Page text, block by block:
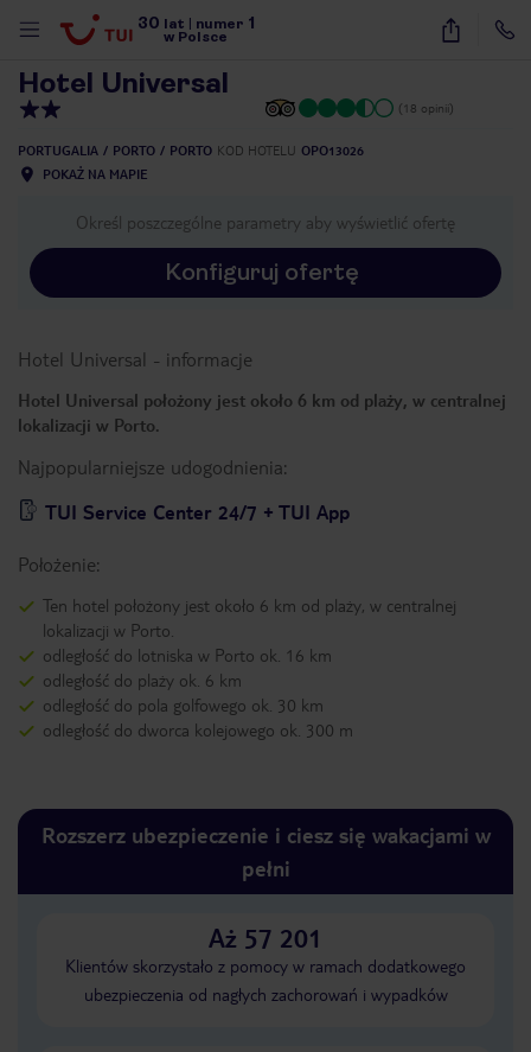
30 lat numer 1
w Polsce
25
Hotel Universal
(18 opinii)
PORTUGALIA PORTO PORTO KOD HOTELU OPO13026
POKAŻ NA MAPIE
Określ poszczególne parametry aby wyświetlić ofertę
Konfiguruj ofertę
Hotel Universal - informacje
Hotel Universal położony jest około 6 km od plaży, w centralnej
lokalizacji w Porto.
Najpopularniejsze udogodnienia:
TUI Service Center 24/7 + TUI App
Położenie:
Ten hotel położony jest około 6 km od plaży, w centralnej
lokalizacji w Porto.
odległość do lotniska w Porto ok. 16 km
odległość do plaży ok. 6 km
odległość do pola golfowego ok. 30 km
odległość do dworca kolejowego ok. 300 m
Rozszerz ubezpieczenie i ciesz się wakacjami w
pełni
Aż 57 201
Klientów skorzystało z pomocy w ramach dodatkowego
ubezpieczenia od nagłych zachorowań i wypadków